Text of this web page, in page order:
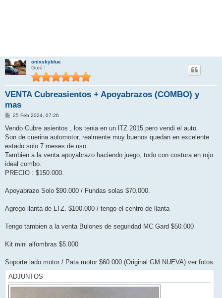
onixskyblue
Gurú !
VENTA Cubreasientos + Apoyabrazos (COMBO) y
mas
M
n
a
j
25 Feb 2024, 07:26
Vendo Cubre asientos , los tenia en un lTZ 2015 pero vendi el auto.
Son de cuerina automotor, realmente muy buenos quedan en excelente
estado solo 7 meses de uso.
Tambien a la venta apoyabrazo haciendo juego, todo con costura en rojo.
ideal combo.
PRECIO : $150.000.
Apoyabrazo Solo $90.000 / Fundas solas $70.000.
Agrego llanta de LTZ. $100.000 / tengo el centro de llanta
Tengo tambien a la venta Bulones de seguridad MC Gard $50.000
Kit mini alfombras $5.000
Soporte lado motor / Pata motor $60.000 (Original GM NUEVA) ver fotos
ADJUNTOS